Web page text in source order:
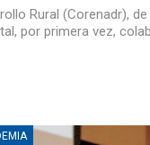
Rural (Corenadr),
por primera vez,